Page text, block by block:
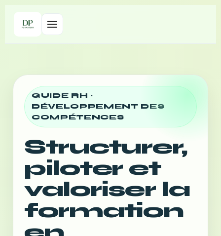
GUIDE RH ·
DÉVELOPPEMENT DES
COMPÉTENCES
Structurer,
piloter et
valoriser la
formation